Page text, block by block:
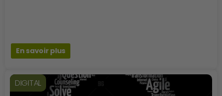
En savoir plus
DIGITAL